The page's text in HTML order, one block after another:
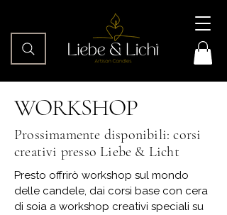
WORKSHOP
Prossimamente disponibili: corsi
creativi presso Liebe & Licht
Presto offrirò workshop sul mondo
delle candele, dai corsi base con cera
di soia a workshop creativi speciali su